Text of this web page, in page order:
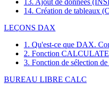
14. Création de tableaux
LEÇONS DAX
1. Qu'est-ce que DAX.
2. Fonction CALCULATE
3. Fonction de sélection
BUREAU LIBRE CALC